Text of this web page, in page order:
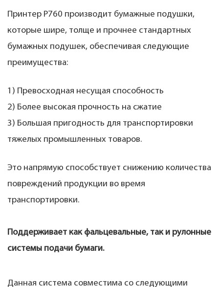
Принтер P760 производит бумажные подушки,
которые шире, толще и прочнее стандартных
бумажных подушек, обеспечивая следующие
преимущества:
1) Превосходная несущая способность
2) Более высокая прочность на сжатие
3) Большая пригодность для транспортировки
тяжелых промышленных товаров.
Это напрямую способствует снижению количества
повреждений продукции во время
транспортировки.
Поддерживает как фальцевальные, так и рулонные
системы подачи бумаги.
Данная система совместима со следующими